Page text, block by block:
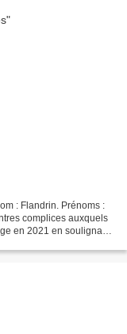
: Flandrin. Prénoms :
complices auxquels
en 2021 en soulignant